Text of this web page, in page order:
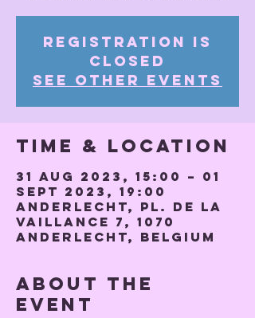
Registration is
closed
See other events
Time & Location
31 Aug 2023, 15:00 – 01
Sept 2023, 19:00
Anderlecht, Pl. de la
Vaillance 7, 1070
Anderlecht, Belgium
About the
event